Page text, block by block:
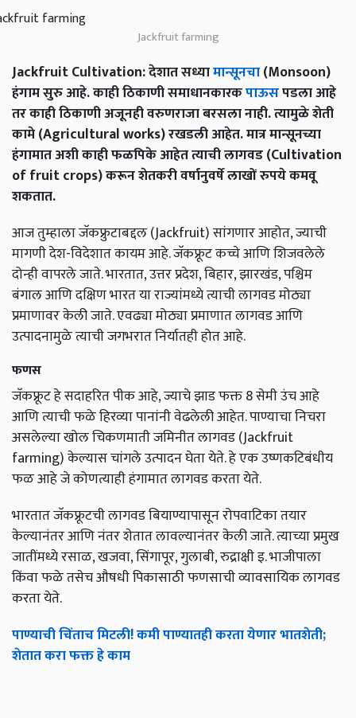
Jackfruit farming
Jackfruit Cultivation: देशात सध्यामान्सूनचा(Monsoon)
हंगाम सुरु आहे. काही ठिकाणी समाधानकारकपाऊसपडला आहे
तर काही ठिकाणी अजूनही वरुणराजा बरसला नाही. त्यामुळे शेती
कामे (Agricultural works) रखडली आहेत. मात्र मान्सूनच्या
हंगामात अशी काही फळपिके आहेत त्याची लागवड (Cultivation
of fruit crops) करून शेतकरी वर्षानुवर्षे लाखों रुपये कमवू
शकतात.
आज तुम्हाला जॅकफ्रुटाबद्दल (Jackfruit) सांगणार आहोत, ज्याची
मागणी देश-विदेशात कायम आहे. जॅकफ्रूट कच्चे आणि शिजवलेले
दोन्ही वापरले जाते. भारतात, उत्तर प्रदेश, बिहार, झारखंड, पश्चिम
बंगाल आणि दक्षिण भारत या राज्यांमध्ये त्याची लागवड मोठ्या
प्रमाणावर केली जाते. एवढ्या मोठ्या प्रमाणात लागवड आणि
उत्पादनामुळे त्याची जगभरात निर्यातही होत आहे.
फणस
जॅकफ्रूट हे सदाहरित पीक आहे, ज्याचे झाड फक्त 8 सेमी उंच आहे
आणि त्याची फळे हिरव्या पानांनी वेढलेली आहेत. पाण्याचा निचरा
असलेल्या खोल चिकणमाती जमिनीत लागवड (Jackfruit
farming) केल्यास चांगले उत्पादन घेता येते. हे एक उष्णकटिबंधीय
फळ आहे जे कोणत्याही हंगामात लागवड करता येते.
भारतात जॅकफ्रूटची लागवड बियाण्यापासून रोपवाटिका तयार
केल्यानंतर आणि नंतर शेतात लावल्यानंतर केली जाते. त्याच्या प्रमुख
जातींमध्ये रसाळ, खजवा, सिंगापूर, गुलाबी, रुद्राक्षी इ. भाजीपाला
किंवा फळे तसेच औषधी पिकासाठी फणसाची व्यावसायिक लागवड
करता येते.
पाण्याची चिंताच मिटली! कमी पाण्यातही करता येणार भातशेती;
शेतात करा फक्त हे काम